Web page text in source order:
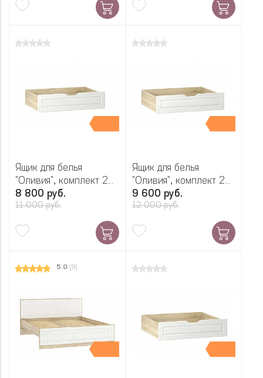
Ящик для белья
"Оливия", комплект 2
шт.
8 800 руб.
11 000 руб.
Ящик для белья
"Оливия", комплект 2
шт.
9 600 руб.
12 000 руб.
5.0 (9)